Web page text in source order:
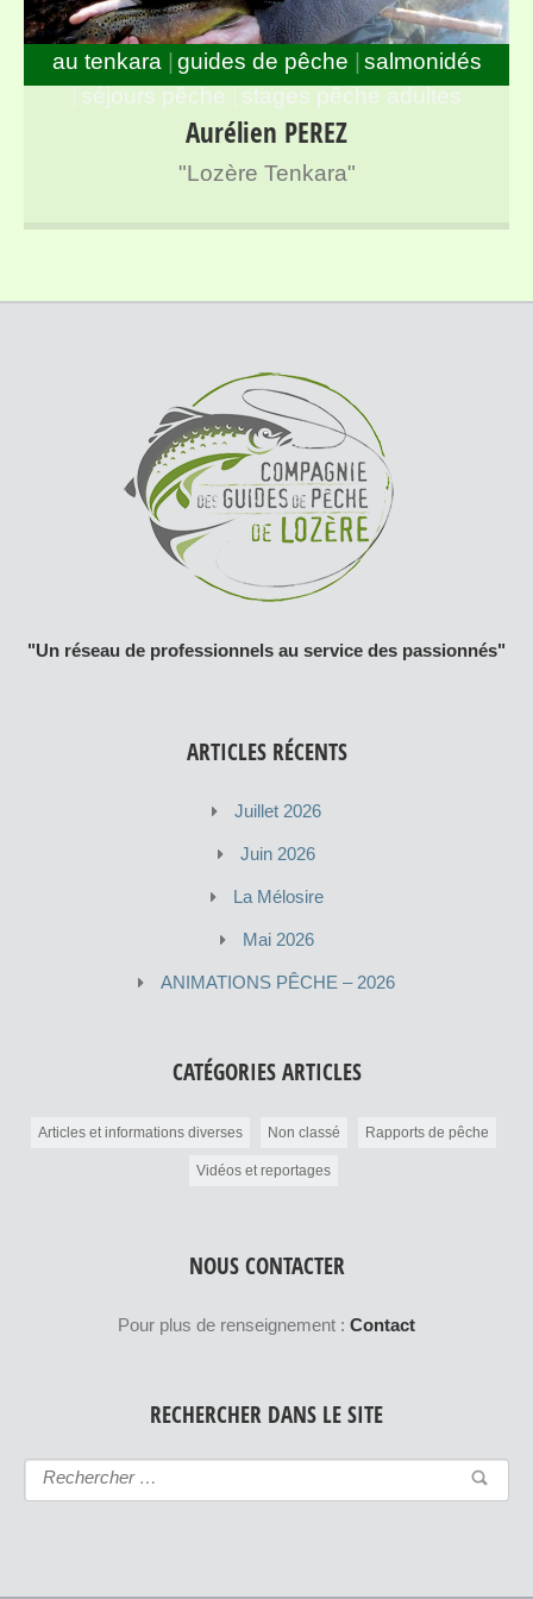
Guide de pêche à la mouche spécialisé en Tenkara sur
l’ensemble des rivières de Lozère
au tenkara guides de pêche
salmonidés
séjours pêche
stages pêche adultes
Aurélien PEREZ
"Lozère Tenkara"
"Un réseau de professionnels au service des passionnés"
ARTICLES RÉCENTS
Juillet 2026
Juin 2026
La Mélosire
Mai 2026
ANIMATIONS PÊCHE – 2026
CATÉGORIES ARTICLES
Articles et informations diverses Non classé Rapports de pêche
Vidéos et reportages
NOUS CONTACTER
Pour plus de renseignement : Contact
RECHERCHER DANS LE SITE